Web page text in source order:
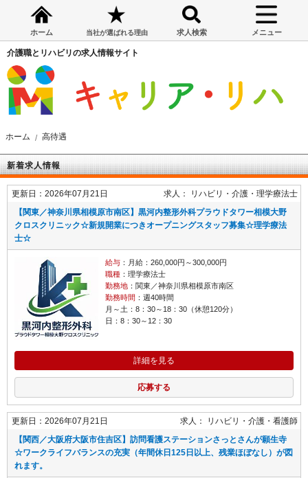
ホーム 当社が選ばれる理由 求人検索 メニュー
介護職とリハビリの求人情報サイト
ホーム 高待遇
新着求人情報
更新日：2026年07月21日 求人： リハビリ・介護
理学療法士
【関東／神奈川県相模原市南区】黒河内整形外科プラウドタワー相模大野
クロスクリニック☆新規開業につきオープニングスタッフ募集☆理学療法
士☆
給与：月給：260,000円～300,000円
職種：理学療法士
勤務地：関東／神奈川県相模原市南区
勤務時間 ：週40時間
月～土：8：30～18：30（休憩120分）
日：8：30～12：30
詳細を見る
応募する
更新日：2026年07月21日 求人： リハビリ・介護
看護師
【関西／大阪府大阪市住吉区】訪問看護ステーションさっとさんが願生寺
☆ワークライフバランスの充実（年間休日125日以上、残業ほぼなし）が図
れます。